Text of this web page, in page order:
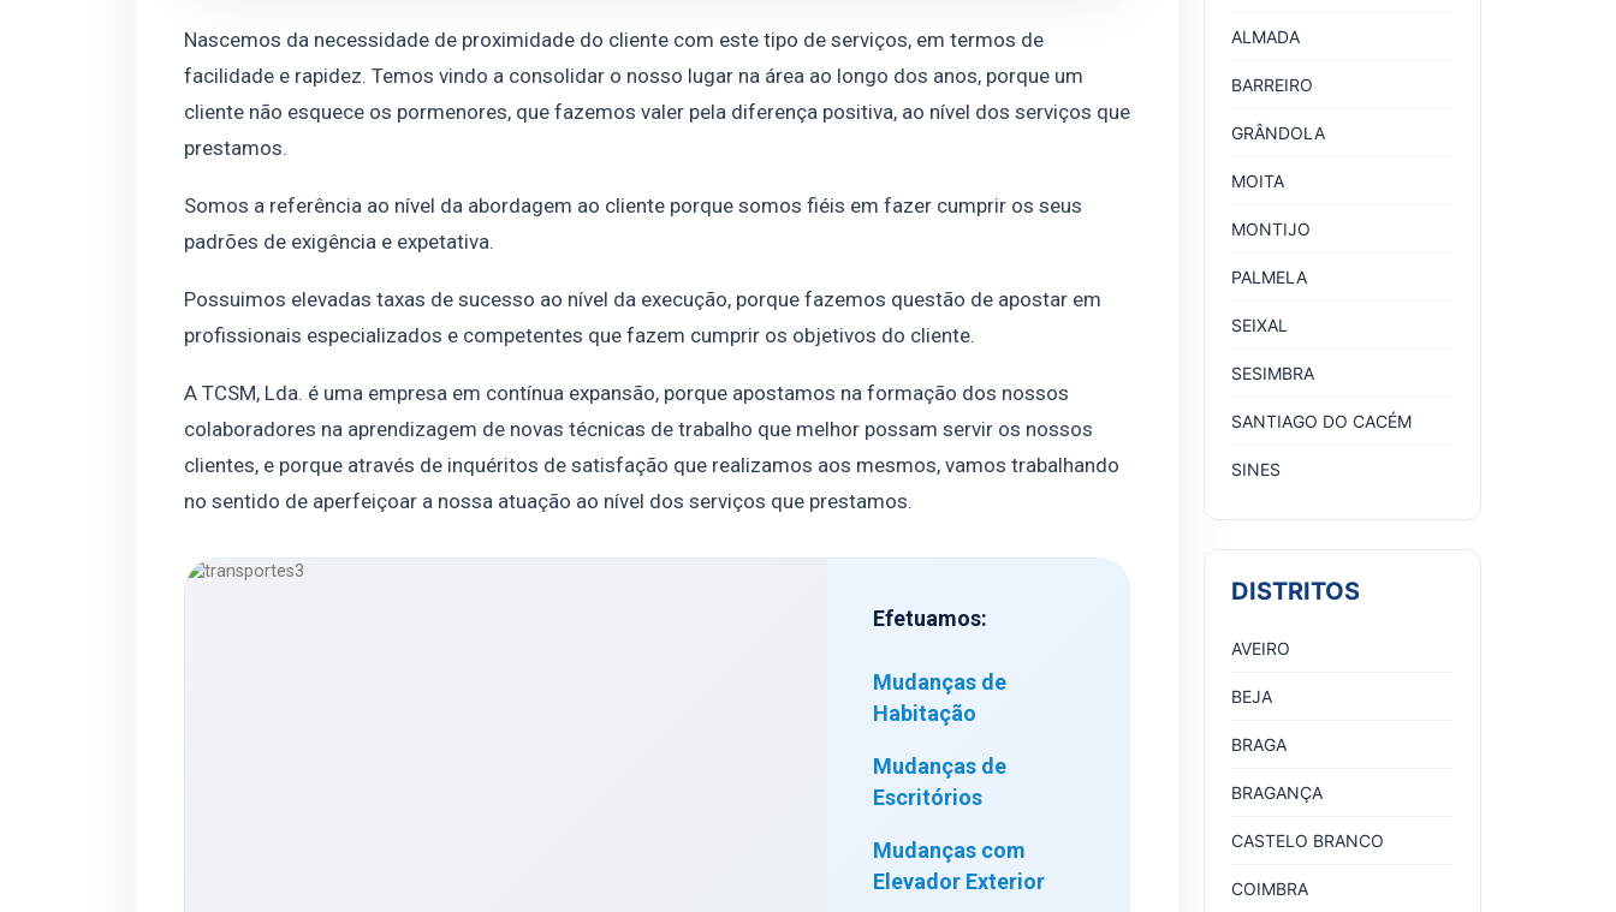
Nascemos da necessidade de proximidade do cliente com este tipo de serviços, em termos de
facilidade e rapidez. Temos vindo a consolidar o nosso lugar na área ao longo dos anos, porque um
cliente não esquece os pormenores, que fazemos valer pela diferença positiva, ao nível dos serviços que
prestamos.
Somos a referência ao nível da abordagem ao cliente porque somos fiéis em fazer cumprir os seus
padrões de exigência e expetativa.
Possuimos elevadas taxas de sucesso ao nível da execução, porque fazemos questão de apostar em
profissionais especializados e competentes que fazem cumprir os objetivos do cliente.
A TCSM, Lda. é uma empresa em contínua expansão, porque apostamos na formação dos nossos
colaboradores na aprendizagem de novas técnicas de trabalho que melhor possam servir os nossos
clientes, e porque através de inquéritos de satisfação que realizamos aos mesmos, vamos trabalhando
no sentido de aperfeiçoar a nossa atuação ao nível dos serviços que prestamos.
Efetuamos:
Mudanças de
Habitação
Mudanças de
Escritórios
Mudanças com
Elevador Exterior
ALMADA
BARREIRO
GRÂNDOLA
MOITA
MONTIJO
PALMELA
SEIXAL
SESIMBRA
SANTIAGO DO CACÉM
SINES
DISTRITOS
AVEIRO
BEJA
BRAGA
BRAGANÇA
CASTELO BRANCO
COIMBRA